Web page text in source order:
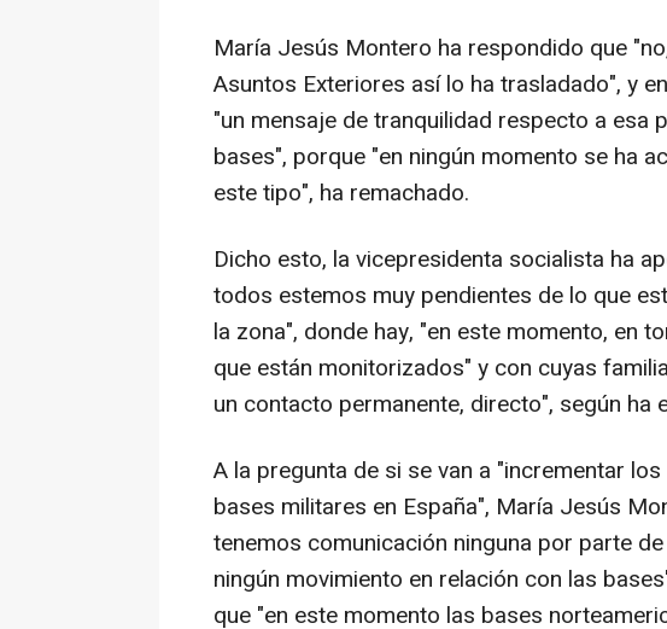
María Jesús Montero ha respondido que
Asuntos Exteriores así lo ha trasladado", y
"un mensaje de tranquilidad respecto a esa
bases", porque "en ningún momento se ha
este tipo", ha remachado.
Dicho esto, la vicepresidenta socialista ha
todos estemos muy pendientes de lo que
la zona", donde hay, "en este momento, en
que están monitorizados" y con cuyas
un contacto permanente, directo", según ha
A la pregunta de si se van a "incrementar
bases militares en España", María Jesús
tenemos comunicación ninguna por parte
ningún movimiento en relación con las
que "en este momento las bases